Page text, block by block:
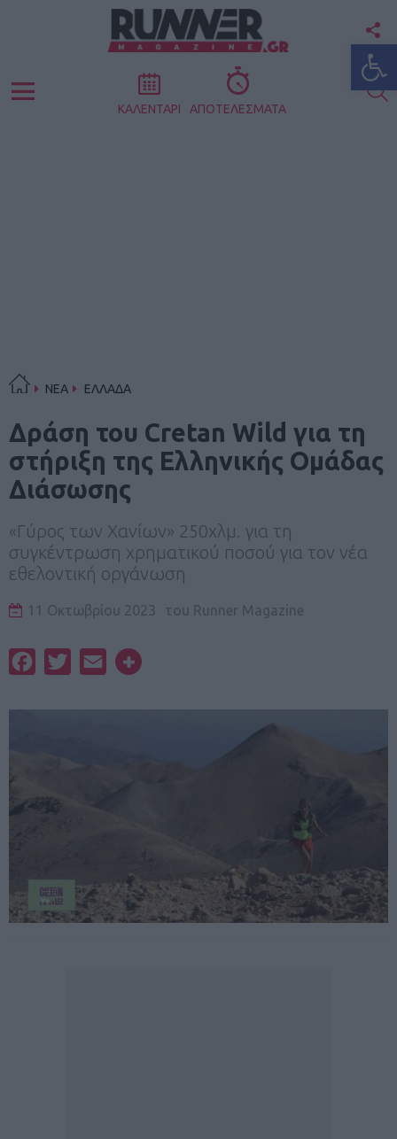
Menu ΚΑΛΕΝΤΑΡΙ ΑΠΟΤΕΛΕΣΜΑΤΑ
ΝΕΑ ΕΛΛΑΔΑ
Δράση του Cretan Wild για τη
στήριξη της Ελληνικής Ομάδας
Διάσωσης
«Γύρος των Χανίων» 250χλμ. για τη
συγκέντρωση χρηματικού ποσού για τον νέα
εθελοντική οργάνωση
11 Οκτωβρίου 2023 του Runner Magazine
FacebookTwitterEmail